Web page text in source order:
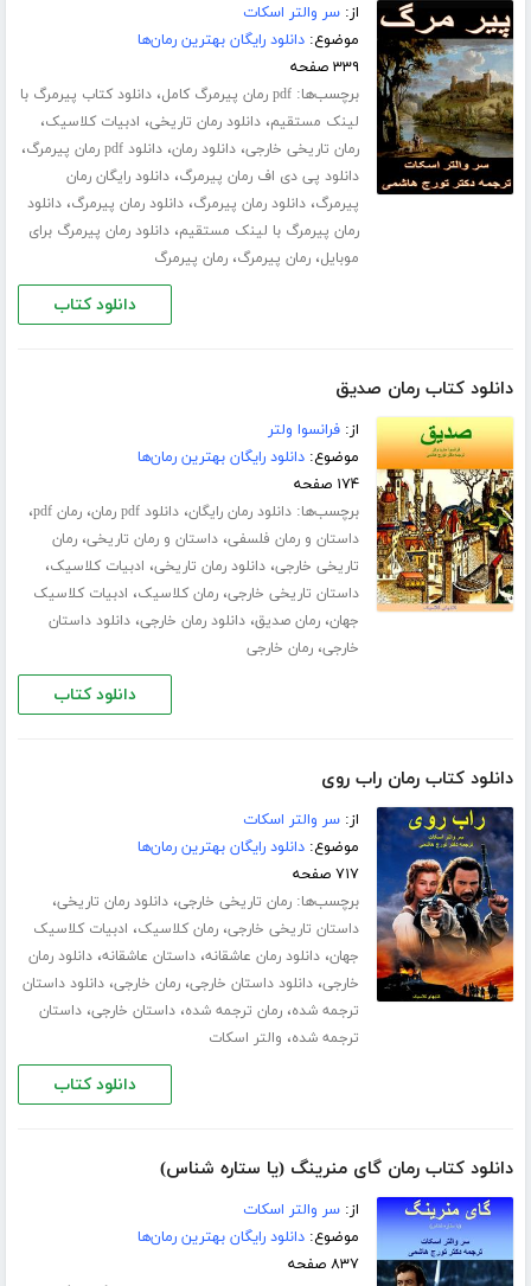
از:سر والتر اسکات
موضوع:دانلود رایگان بهترین رمان‌ها
۳۳۹ صفحه
برچسب‌ها:pdf رمان پیرمرگ کامل ،دانلود کتاب پیرمرگ با
لینک مستقیم،دانلود رمان تاریخی، ادبیات کلاسیک،
رمان تاریخی خارجی،دانلود رمان،دانلود pdf رمان پیرمرگ ،
دانلود پی دی اف رمان پیرمرگ،دانلود رایگان رمان
پیرمرگ،دانلود رمان پیرمرگ،دانلود رمان پیرمرگ،دانلود
رمان پیرمرگ با لینک مستقیم،دانلود رمان پیرمرگ برای
موبایل،رمان پیرمرگ،رمان پیرمرگ
دانلود کتاب
دانلود کتاب رمان صدیق
از:فرانسوا ولتر
موضوع:دانلود رایگان بهترین رمان‌ها
۱۷۴ صفحه
برچسب‌ها:دانلود رمان رایگان،دانلود pdf رمان ،رمان pdf ،
داستان و رمان فلسفی،داستان و رمان تاریخی،رمان
تاریخی خارجی،دانلود رمان تاریخی، ادبیات کلاسیک،
داستان تاریخی خارجی،رمان کلاسیک، ادبیات کلاسیک
جهان،رمان صدیق،دانلود رمان خارجی،دانلود داستان
خارجی،رمان خارجی
دانلود کتاب
دانلود کتاب رمان راب روی
از:سر والتر اسکات
موضوع:دانلود رایگان بهترین رمان‌ها
۷۱۷ صفحه
برچسب‌ها:رمان تاریخی خارجی،دانلود رمان تاریخی،
داستان تاریخی خارجی،رمان کلاسیک، ادبیات کلاسیک
جهان،دانلود رمان عاشقانه،داستان عاشقانه،دانلود رمان
خارجی،دانلود داستان خارجی،رمان خارجی،دانلود داستان
ترجمه شده،رمان ترجمه شده،داستان خارجی،داستان
ترجمه شده، والتر اسکات
دانلود کتاب
دانلود کتاب رمان گای منرینگ (یا ستاره شناس)
از:سر والتر اسکات
موضوع:دانلود رایگان بهترین رمان‌ها
۸۳۷ صفحه